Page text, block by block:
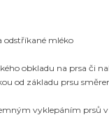
odstříkané mléko
obkladu na prsa či
od základu prsu
vyklepáním prsů